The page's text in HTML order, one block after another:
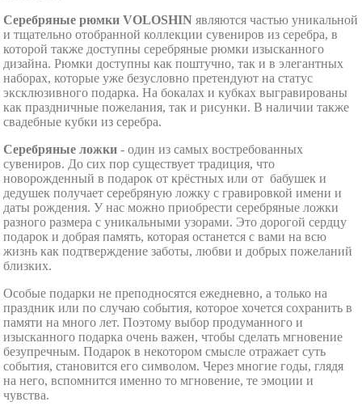
Серебряные рюмки VOLOSHIN являются частью уникальной
и тщательно отобранной коллекции сувениров из серебра, в
которой также доступны серебряные рюмки изысканного
дизайна. Рюмки доступны как поштучно, так и в элегантных
наборах, которые уже безусловно претендуют на статус
эксклюзивного подарка. На бокалах и кубках выгравированы
как праздничные пожелания, так и рисунки. В наличии также
свадебные кубки из серебра.
Серебряные ложки - один из самых востребованных
сувениров. До сих пор существует традиция, что
новорожденный в подарок от крёстных или от бабушек и
дедушек получает серебряную ложку с гравировкой имени и
даты рождения. У нас можно приобрести серебряные ложки
разного размера с уникальными узорами. Это дорогой сердцу
подарок и добрая память, которая останется с вами на всю
жизнь как подтверждение заботы, любви и добрых пожеланий
близких.
Особые подарки не преподносятся ежедневно, а только на
праздник или по случаю события, которое хочется сохранить в
памяти на много лет. Поэтому выбор продуманного и
изысканного подарка очень важен, чтобы сделать мгновение
безупречным. Подарок в некотором смысле отражает суть
события, становится его символом. Через многие годы, глядя
на него, вспомнится именно то мгновение, те эмоции и
чувства.